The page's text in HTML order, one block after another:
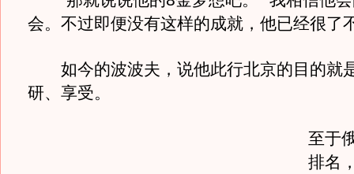
会。不过即便没有这样的成就，他已经很了
如今的波波夫，说他此行北京的目的就
研、享受。
至于
排名